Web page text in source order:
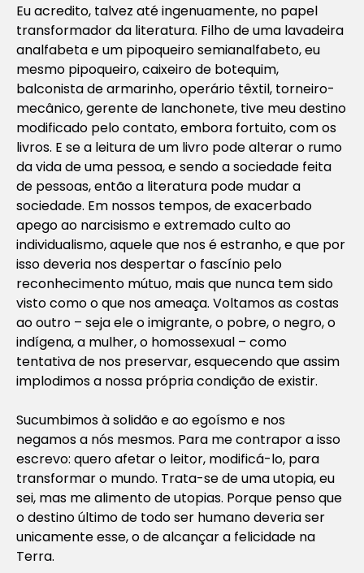
Eu acredito, talvez até ingenuamente, no papel
transformador da literatura. Filho de uma lavadeira
analfabeta e um pipoqueiro semianalfabeto, eu
mesmo pipoqueiro, caixeiro de botequim,
balconista de armarinho, operário têxtil, torneiro-
mecânico, gerente de lanchonete, tive meu destino
modificado pelo contato, embora fortuito, com os
livros. E se a leitura de um livro pode alterar o rumo
da vida de uma pessoa, e sendo a sociedade feita
de pessoas, então a literatura pode mudar a
sociedade. Em nossos tempos, de exacerbado
apego ao narcisismo e extremado culto ao
individualismo, aquele que nos é estranho, e que por
isso deveria nos despertar o fascínio pelo
reconhecimento mútuo, mais que nunca tem sido
visto como o que nos ameaça. Voltamos as costas
ao outro – seja ele o imigrante, o pobre, o negro, o
indígena, a mulher, o homossexual – como
tentativa de nos preservar, esquecendo que assim
implodimos a nossa própria condição de existir.
Sucumbimos à solidão e ao egoísmo e nos
negamos a nós mesmos. Para me contrapor a isso
escrevo: quero afetar o leitor, modificá-lo, para
transformar o mundo. Trata-se de uma utopia, eu
sei, mas me alimento de utopias. Porque penso que
o destino último de todo ser humano deveria ser
unicamente esse, o de alcançar a felicidade na
Terra.